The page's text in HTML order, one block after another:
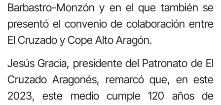
Barbastro-Monzón y en el que también se
presentó el convenio de colaboración entre
El Cruzado y Cope Alto Aragón.
Jesús Gracia, presidente del Patronato de El
Cruzado Aragonés, remarcó que, en este
2023, este medio cumple 120 años de